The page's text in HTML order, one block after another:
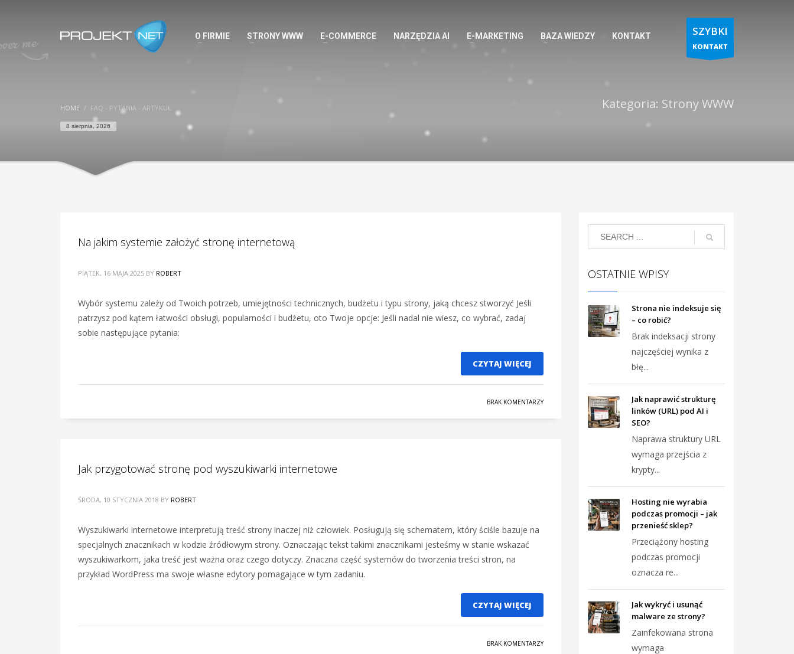
O FIRMIE STRONY WWW E-COMMERCE NARZĘDZIA AI E-MARKETING BAZA WIEDZY KONTAKT SZYBKI
KONTAKT
HOME FAQ - PYTANIA - ARTYKUŁ
8 sierpnia, 2026
Kategoria: Strony WWW
Na jakim systemie założyć stronę internetową
PIĄTEK, 16 MAJA 2025 BY ROBERT
Wybór systemu zależy od Twoich potrzeb, umiejętności technicznych, budżetu i typu strony, jaką chcesz stworzyć Jeśli
patrzysz pod kątem łatwości obsługi, popularności i budżetu, oto Twoje opcje: Jeśli nadal nie wiesz, co wybrać, zadaj
sobie następujące pytania:
CZYTAJ WIĘCEJ
BRAK KOMENTARZY
Jak przygotować stronę pod wyszukiwarki internetowe
ŚRODA, 10 STYCZNIA 2018 BY ROBERT
Wyszukiwarki internetowe interpretują treść strony inaczej niż człowiek. Posługują się schematem, który ściśle bazuje na
specjalnych znacznikach w kodzie źródłowym strony. Oznaczając tekst takimi znacznikami jesteśmy w stanie wskazać
wyszukiwarkom, jaka treść jest ważna oraz czego dotyczy. Znaczna część systemów do tworzenia treści stron, na
przykład WordPress ma swoje własne edytory pomagające w tym zadaniu.
CZYTAJ WIĘCEJ
BRAK KOMENTARZY
OSTATNIE WPISY
Strona nie indeksuje się
– co robić?
Brak indeksacji strony
najczęściej wynika z
błę...
Jak naprawić strukturę
linków (URL) pod AI i
SEO?
Naprawa struktury URL
wymaga przejścia z
krypty...
Hosting nie wyrabia
podczas promocji – jak
przenieść sklep?
Przeciążony hosting
podczas promocji
oznacza re...
Jak wykryć i usunąć
malware ze strony?
Zainfekowana strona
wymaga